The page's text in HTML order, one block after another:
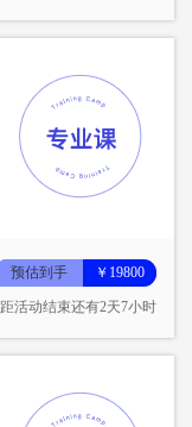
预估到手 ￥19800
距活动结束还有2天7小时